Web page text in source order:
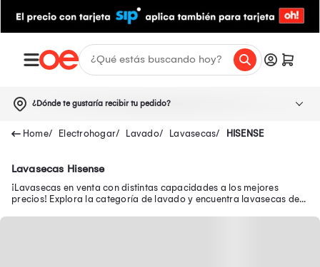
¿Dónde te gustaría recibir tu pedido?
Electrohogar Lavado Lavasecas HISENSE
Lavasecas Hisense
¡Lavasecas en venta con distintas capacidades a los mejores
precios! Explora la categoría de lavado y encuentra lavasecas de